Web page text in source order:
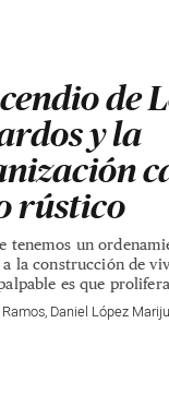
de
y la
rústico
tenemos un
la construcción de
es que
, Daniel López